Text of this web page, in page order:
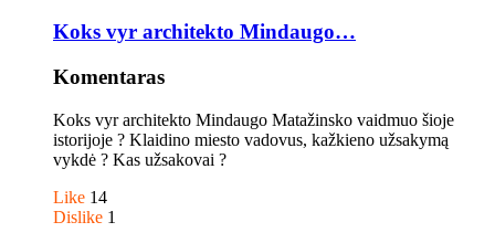
Koks vyr architekto Mindaugo…
Komentaras
Koks vyr architekto Mindaugo Matažinsko vaidmuo šioje
istorijoje ? Klaidino miesto vadovus, kažkieno užsakymą
vykdė ? Kas užsakovai ?
Like 14
Dislike 1